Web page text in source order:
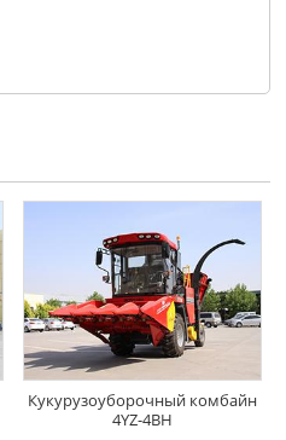
Кукурузоуборочный комбайн
4YZ-4BH